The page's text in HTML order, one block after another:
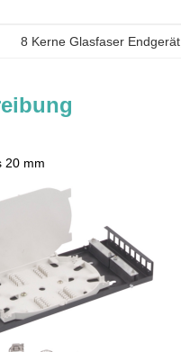
8 Kerne Glasfaser Endgerät
20 mm